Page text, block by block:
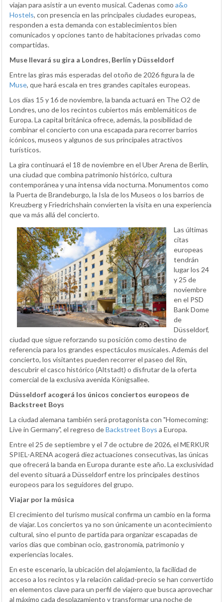
viajan para asistir a un evento musical. Cadenas como a&o
Hostels, con presencia en las principales ciudades europeas,
responden a esta demanda con establecimientos bien
comunicados y opciones tanto de habitaciones privadas como
compartidas.
Muse llevará su gira a Londres, Berlín y Düsseldorf
Entre las giras más esperadas del otoño de 2026 figura la de
Muse, que hará escala en tres grandes capitales europeas.
Los días 15 y 16 de noviembre, la banda actuará en The O2 de
Londres, uno de los recintos cubiertos más emblemáticos de
Europa. La capital británica ofrece, además, la posibilidad de
combinar el concierto con una escapada para recorrer barrios
icónicos, museos y algunos de sus principales atractivos
turísticos.
La gira continuará el 18 de noviembre en el Uber Arena de Berlín,
una ciudad que combina patrimonio histórico, cultura
contemporánea y una intensa vida nocturna. Monumentos como
la Puerta de Brandeburgo, la Isla de los Museos o los barrios de
Kreuzberg y Friedrichshain convierten la visita en una experiencia
que va más allá del concierto.
Las últimas
citas
europeas
tendrán
lugar los 24
y 25 de
noviembre
en el PSD
Bank Dome
de
Düsseldorf,
ciudad que sigue reforzando su posición como destino de
referencia para los grandes espectáculos musicales. Además del
concierto, los visitantes pueden recorrer el paseo del Rin,
descubrir el casco histórico (Altstadt) o disfrutar de la oferta
comercial de la exclusiva avenida Königsallee.
Düsseldorf acogerá los únicos conciertos europeos de
Backstreet Boys
La ciudad alemana también será protagonista con "Homecoming:
Live in Germany", el regreso deBackstreet Boys a Europa.
Entre el 25 de septiembre y el 7 de octubre de 2026, el MERKUR
SPIEL-ARENA acogerá diez actuaciones consecutivas, las únicas
que ofrecerá la banda en Europa durante este año. La exclusividad
del evento situará a Düsseldorf entre los principales destinos
europeos para los seguidores del grupo.
Viajar por la música
El crecimiento del turismo musical confirma un cambio en la forma
de viajar. Los conciertos ya no son únicamente un acontecimiento
cultural, sino el punto de partida para organizar escapadas de
varios días que combinan ocio, gastronomía, patrimonio y
experiencias locales.
En este escenario, la ubicación del alojamiento, la facilidad de
acceso a los recintos y la relación calidad-precio se han convertido
en elementos clave para un perfil de viajero que busca aprovechar
al máximo cada desplazamiento y transformar una noche de